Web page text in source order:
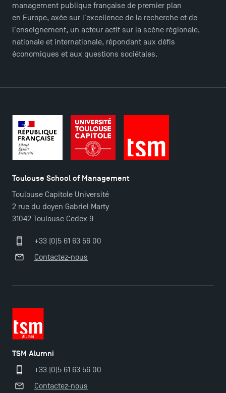
Ouverture des candidatures pour le Doctoral
Programme et le Master Finance en décembre
Trouvez votre Master pour l’année 2024-2025
Candidatez en Licence 2 et Licence 3 pour l’année
2024-2025 à TSM !
Les Masters de TSM récompensés au classement
management publique française de premier plan
en Europe, axée sur l'excellence de la recherche et de
l'enseignement, un acteur actif sur la scène régionale,
nationale et internationale, répondant aux défis
économiques et aux questions sociétales.
Toulouse School of Management
Toulouse Capitole Université
2 rue du doyen Gabriel Marty
31042 Toulouse Cedex 9
+33 (0)5 61 63 56 00
Contactez-nous
TSM Alumni
+33 (0)5 61 63 56 00
Contactez-nous